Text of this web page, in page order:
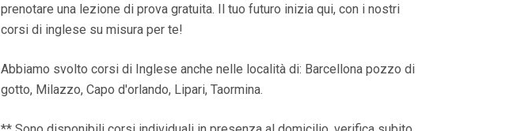
prenotare una lezione di prova gratuita. Il tuo futuro inizia qui, con i nostri
corsi di inglese su misura per te!
Abbiamo svolto corsi di Inglese anche nelle località di: Barcellona pozzo di
gotto, Milazzo, Capo d'orlando, Lipari, Taormina.